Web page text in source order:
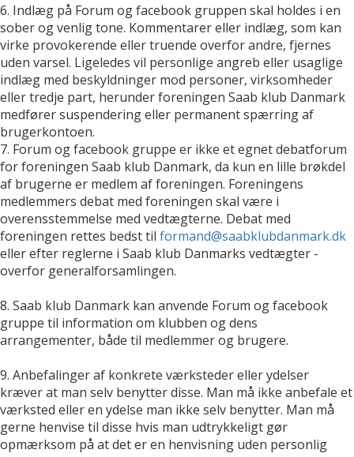
6. Indlæg på Forum og facebook gruppen skal holdes i en
sober og venlig tone. Kommentarer eller indlæg, som kan
virke provokerende eller truende overfor andre, fjernes
uden varsel. Ligeledes vil personlige angreb eller usaglige
indlæg med beskyldninger mod personer, virksomheder
eller tredje part, herunder foreningen Saab klub Danmark
medfører suspendering eller permanent spærring af
brugerkontoen.
7. Forum og facebook gruppe er ikke et egnet debatforum
for foreningen Saab klub Danmark, da kun en lille brøkdel
af brugerne er medlem af foreningen. Foreningens
medlemmers debat med foreningen skal være i
overensstemmelse med vedtægterne. Debat med
foreningen rettes bedst til formand@saabklubdanmark.dk
eller efter reglerne i Saab klub Danmarks vedtægter -
overfor generalforsamlingen.
8. Saab klub Danmark kan anvende Forum og facebook
gruppe til information om klubben og dens
arrangementer, både til medlemmer og brugere.
9. Anbefalinger af konkrete værksteder eller ydelser
kræver at man selv benytter disse. Man må ikke anbefale et
værksted eller en ydelse man ikke selv benytter. Man må
gerne henvise til disse hvis man udtrykkeligt gør
opmærksom på at det er en henvisning uden personlig